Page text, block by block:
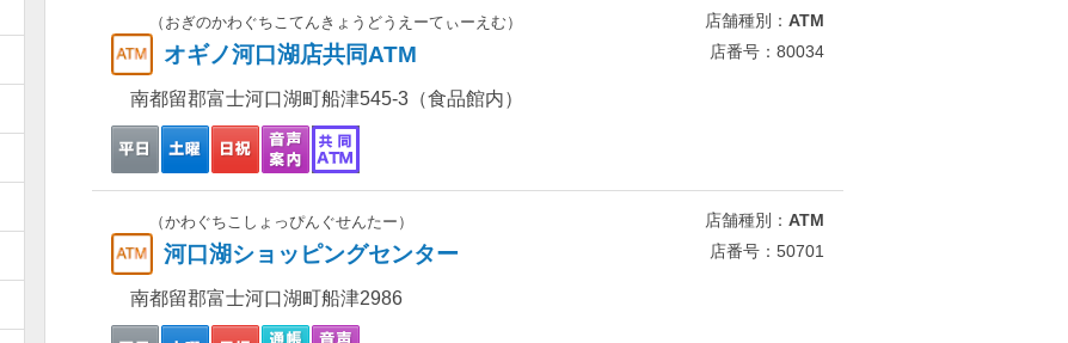
（おぎのかわぐちこてんきょうどうえーてぃーえむ）
オギノ河口湖店共同ATM
店舗種別： ATM
店番号：80034
南都留郡富士河口湖町船津545-3（食品館内）
（かわぐちこしょっぴんぐせんたー）
河口湖ショッピングセンター
店舗種別： ATM
店番号：50701
南都留郡富士河口湖町船津2986